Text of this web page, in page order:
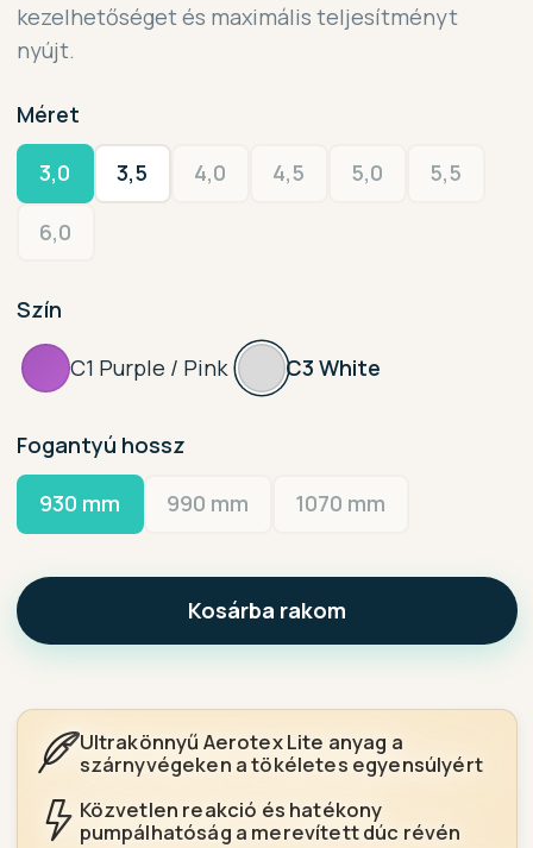
kezelhetőséget és maximális teljesítményt
nyújt.
Méret
3,0 3,5 4,0 4,5 5,0 5,5
6,0
Szín
C1 Purple / Pink C3 White
Fogantyú hossz
930 mm 990 mm 1070 mm
Kosárba rakom
Ultrakönnyű Aerotex Lite anyag a
szárnyvégeken a tökéletes egyensúlyért
Közvetlen reakció és hatékony
pumpálhatóság a merevített dúc révén